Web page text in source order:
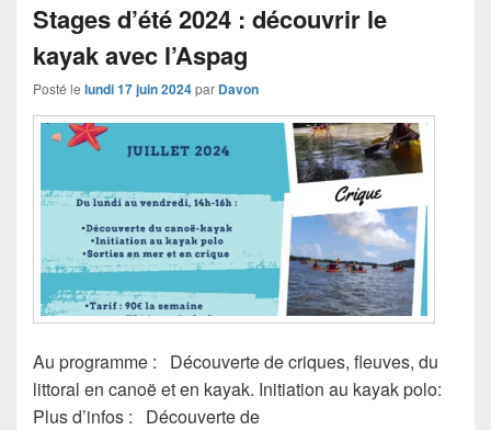
Stages d’été 2024 : découvrir le
kayak avec l’Aspag
Posté le lundi 17 juin 2024par Davon
Au programme : Découverte de criques, fleuves, du
littoral en canoë et en kayak. Initiation au kayak polo:
Plus d’infos : Découverte de